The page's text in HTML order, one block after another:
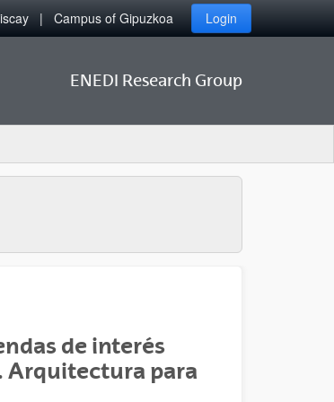
Campus of Gipuzkoa Login
ENEDI Research Group
de interés
Arquitectura para